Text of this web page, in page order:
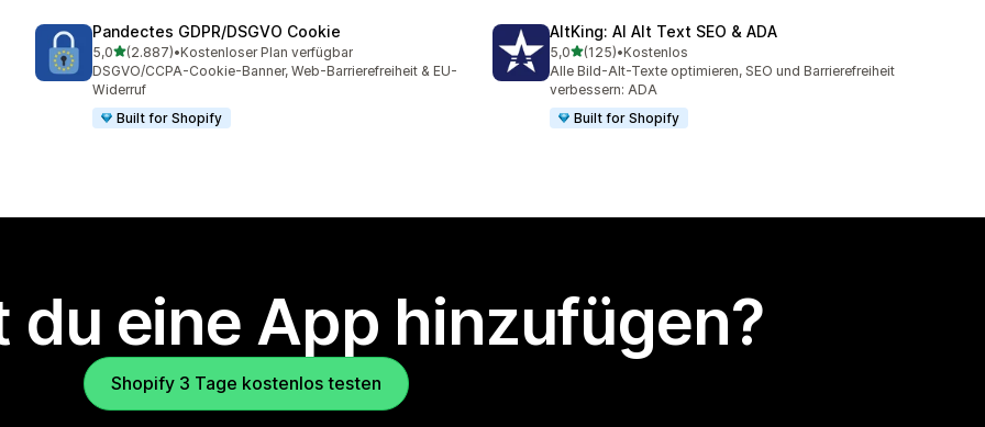
Pandectes GDPR/DSGVO Cookie
5,0von 5 Sternen
(2.887)
2887 Rezensionen insgesamt
•Kostenloser Plan verfügbar
DSGVO/CCPA-Cookie-Banner, Web-Barrierefreiheit & EU-
Widerruf
Built for Shopify
AltKing: AI Alt Text SEO & ADA
5,0von 5 Sternen
(125)
125 Rezensionen insgesamt
•Kostenlos
Alle Bild-Alt-Texte optimieren, SEO und Barrierefreiheit
verbessern: ADA
Built for Shopify
du eine App hinzufügen?
Shopify 3 Tage kostenlos testen